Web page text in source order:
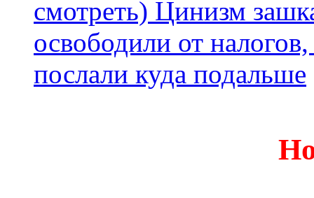
смотреть) Цинизм
освободили от
послали куда подальше